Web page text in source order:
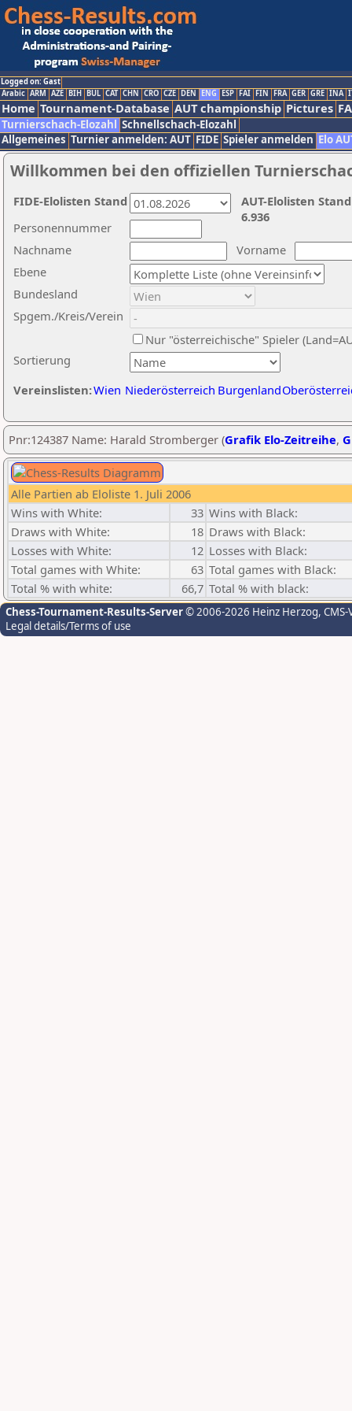
Logged on: Gast
Arabic ARM AZE BIH BUL CAT CHN CRO CZE DEN ENG ESP FAI FIN FRA GER GRE INA
Home Tournament-Database AUT championship Pictures
Turnierschach-Elozahl Schnellschach-Elozahl
Allgemeines Turnier anmelden: AUT FIDE Spieler anmelden Elo
Willkommen bei den offiziellen
Nachname
Vorname
Ebene
Sortierung
Personennummer
Bundesland
Spgem./Kreis/Verein
Nur "österreichische" Spieler
Vereinslisten:Wien Niederösterreich Burgenland
AUT-Elolisten
6.936
FIDE-Elolisten Stand
Pnr:124387 Name: Harald Stromberger (Grafik Elo-Zeitreihe,
Alle Partien ab Eloliste 1. Juli 2006
Wins with White:
33 Wins with Black:
Draws with White:
18 Draws with Black:
Losses with White:
12 Losses with Black:
Total games with White:
63 Total games with Black:
Total % with white:
66,7 Total % with black:
Chess-Tournament-Results-Server© 2006-2026 Heinz Herzog,
Legal details/Terms of use